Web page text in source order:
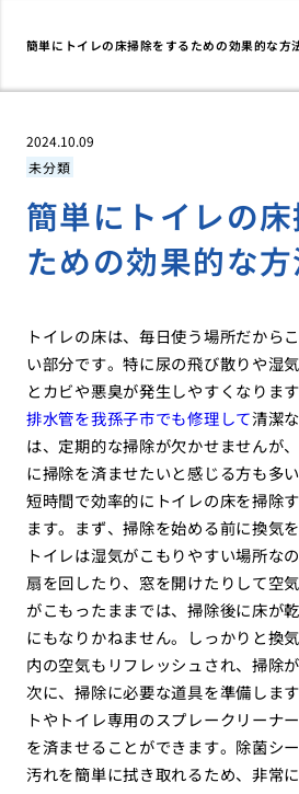
簡単にトイレの床掃除をするための効果的な方
2024.10.09
未分類
簡単にトイレの
ための効果的な
トイレの床は、毎日使う場所だから
い部分です。特に尿の飛び散りや湿
とカビや悪臭が発生しやすくなります
排水管を我孫子市でも修理して清潔
は、定期的な掃除が欠かせませんが
に掃除を済ませたいと感じる方も多
短時間で効率的にトイレの床を掃除
ます。まず、掃除を始める前に換気
トイレは湿気がこもりやすい場所な
扇を回したり、窓を開けたりして空
がこもったままでは、掃除後に床が
にもなりかねません。しっかりと換
内の空気もリフレッシュされ、掃除
次に、掃除に必要な道具を準備しま
トやトイレ専用のスプレークリーナ
を済ませることができます。除菌シ
汚れを簡単に拭き取れるため、非常